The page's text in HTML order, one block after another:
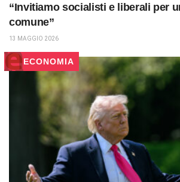
“Invitiamo socialisti e liberali per
comune”
13 MAGGIO 2026
ECONOMIA